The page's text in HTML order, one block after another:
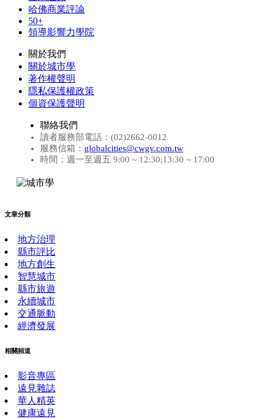
哈佛商業評論
50+
領導影響力學院
關於我們
關於城市學
著作權聲明
隱私保護權政策
個資保護聲明
聯絡我們
讀者服務部電話：(02)2662-0012
服務信箱： globalcities@cwgv.com.tw
時間：週一至週五 9:00 ~ 12:30;13:30 ~ 17:00
文章分類
地方治理
縣市評比
地方創生
智慧城市
縣市旅遊
永續城市
交通脈動
經濟發展
相關頻道
影音專區
遠見雜誌
華人精英
健康遠見